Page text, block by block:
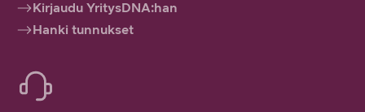
Kirjaudu YritysDNA:han
Hanki tunnukset